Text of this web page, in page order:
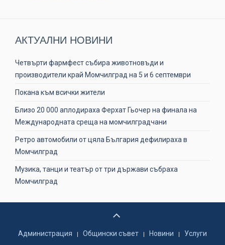
АКТУАЛНИ НОВИНИ
Четвърти фармфест събира животновъди и
производители край Момчилград на 5 и 6 септември
Покана към всички жители
Близо 20 000 аплодираха Ферхат Гьочер на финала на
Международната среща на момчилградчани
Ретро автомобили от цяла България дефилираха в
Момчилград
Музика, танци и театър от три държави събраха
Момчилград
Администрация Общински съвет Новини Услуги